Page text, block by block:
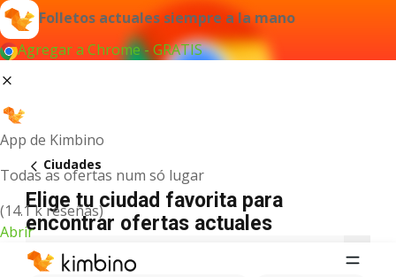
Folletos actuales siempre a la mano
Agregar a Chrome - GRATIS
App de Kimbino
Todas as ofertas num só lugar
(14.1 k reseñas)
Abrir
Ciudades
Elige tu ciudad favorita para
encontrar ofertas actuales
A B C
N